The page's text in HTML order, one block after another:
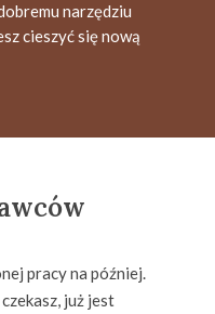
narzędziu
cieszyć się nową
pracy na później.
już jest